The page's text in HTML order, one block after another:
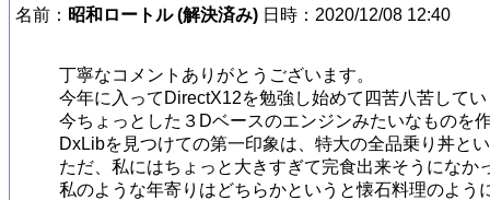
名前： 昭和ロートル (解決済み) 日時：2020/12/08 12:40
丁寧なコメントありがとうございます。
今年に入ってDirectX12を勉強し始めて四苦八苦して
今ちょっとした３Dベースのエンジンみたいなものを
DxLibを見つけての第一印象は、特大の全品乗り丼と
ただ、私にはちょっと大きすぎて完食出来そうになか
私のような年寄りはどちらかというと懐石料理のよう